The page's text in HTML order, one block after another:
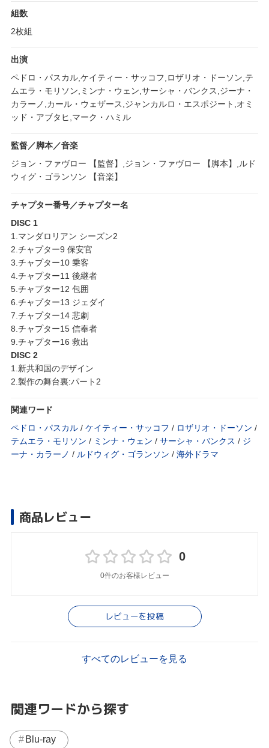
組数
2枚組
出演
ペドロ・パスカル,ケイティー・サッコフ,ロザリオ・ドーソン,テ
ムエラ・モリソン,ミンナ・ウェン,サーシャ・バンクス,ジーナ・
カラーノ,カール・ウェザース,ジャンカルロ・エスポジート,オミ
ッド・アブタヒ,マーク・ハミル
監督／脚本／音楽
ジョン・ファヴロー 【監督】,ジョン・ファヴロー 【脚本】,ルド
ウィグ・ゴランソン 【音楽】
チャプター番号／チャプター名
DISC 1
1.マンダロリアン シーズン2
2.チャプター9 保安官
3.チャプター10 乗客
4.チャプター11 後継者
5.チャプター12 包囲
6.チャプター13 ジェダイ
7.チャプター14 悲劇
8.チャプター15 信奉者
9.チャプター16 救出
DISC 2
1.新共和国のデザイン
2.製作の舞台裏:パート2
関連ワード
ペドロ・パスカル / ケイティー・サッコフ / ロザリオ・ドーソン /
テムエラ・モリソン / ミンナ・ウェン / サーシャ・バンクス / ジ
ーナ・カラーノ / ルドウィグ・ゴランソン / 海外ドラマ
商品レビュー
0
0件のお客様レビュー
レビューを投稿
すべてのレビューを見る
関連ワードから探す
Blu-ray